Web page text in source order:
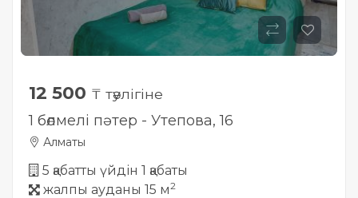
12 500 ₸ тәулігіне
1 бөлмелі пәтер - Утепова, 16
Алматы
5 қабатты үйдін 1 қабаты
жалпы ауданы 15 м2